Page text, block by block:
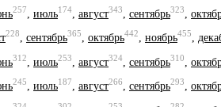
257 июль174 август343 сентябрь323
228, сентябрь365, октябрь442, ноябрь455,
312 июль253 август324 сентябрь310
245, июль187, август266, сентябрь293,